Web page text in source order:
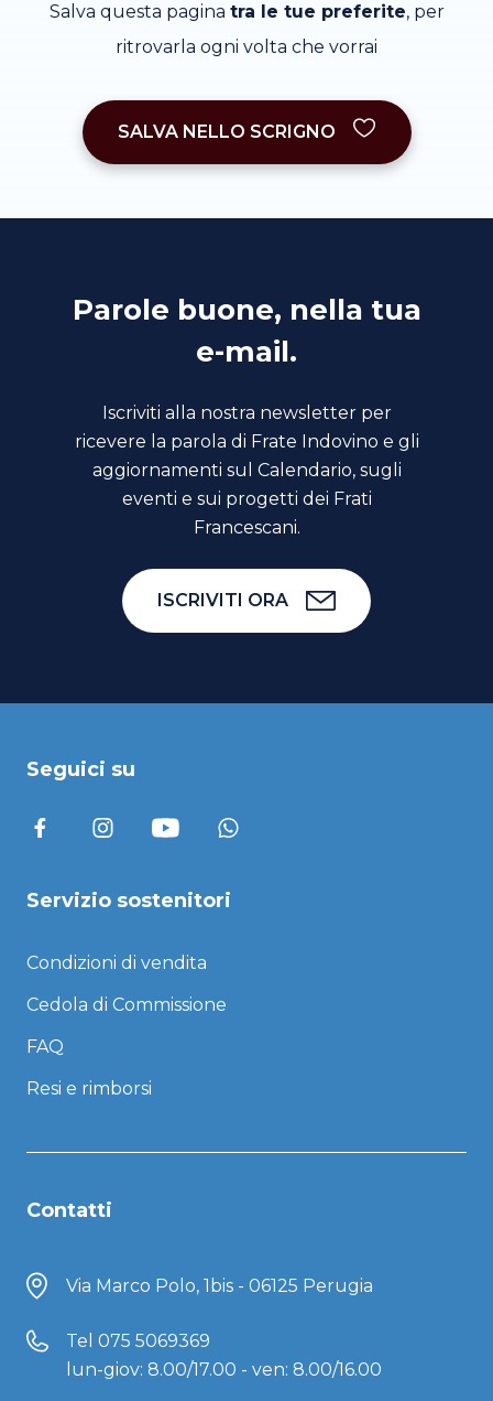
Salva questa pagina tra le tue preferite, per
ritrovarla ogni volta che vorrai
SALVA NELLO SCRIGNO
Parole buone, nella tua
e-mail.
Iscriviti alla nostra newsletter per
ricevere la parola di Frate Indovino e gli
aggiornamenti sul Calendario, sugli
eventi e sui progetti dei Frati
Francescani.
ISCRIVITI ORA
Seguici su
Servizio sostenitori
Condizioni di vendita
Cedola di Commissione
FAQ
Resi e rimborsi
Contatti
Via Marco Polo, 1bis - 06125 Perugia
Tel 075 5069369
lun-giov: 8.00/17.00 - ven: 8.00/16.00